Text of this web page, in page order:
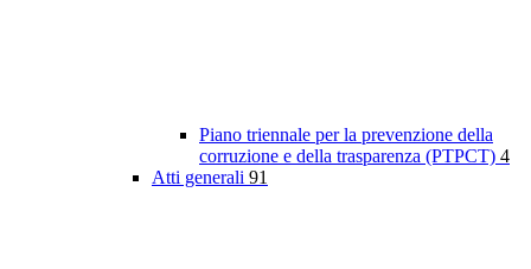
Piano triennale per la prevenzione della
corruzione e della trasparenza (PTPCT) 4
Atti generali 91